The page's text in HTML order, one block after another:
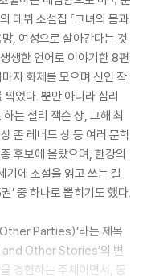
데뷔 소설집 『그녀의 몸과
, 여성으로 살아간다는 것
생한 언어로 이야기한 8편
자 화제를 모으며 신인 작
었다. 뿐만 아니라 심리
는 셜리 잭슨 상, 그해 최
존 레너드 상 등 여러 문학
후보에 올랐으며, 한강의
기에 소설을 읽고 쓰는 길
’ 중 하나로 뽑히기도 했다.
Parties)’라는 제목
and Other Stories’의 변
경험하는 주체이면서, 동